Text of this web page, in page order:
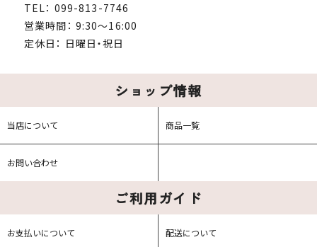
TEL： 099-813-7746
営業時間： 9:30～16:00
定休日： 日曜日・祝日
ショップ情報
当店について 商品一覧
お問い合わせ
ご利用ガイド
お支払いについて 配送について